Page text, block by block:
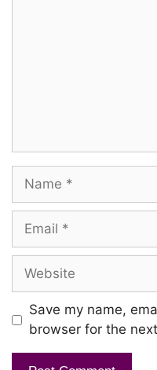
Nambikkai Vithi
Kadhal Nammai Kaakum
Kaalam Nammai
Oh Thuyaram
Vazhvom Naam Ini
Name
Email
Website
Save my name,
browser for the